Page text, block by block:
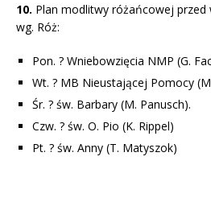
10. Plan modlitwy różańcowej przed
wg. Róż:
Pon. ? Wniebowzięcia NMP (G.
Wt. ? MB Nieustającej Pomocy
Śr. ? św. Barbary (M. Panusch).
Czw. ? św. O. Pio (K. Rippel)
Pt. ? św. Anny (T. Matyszok)